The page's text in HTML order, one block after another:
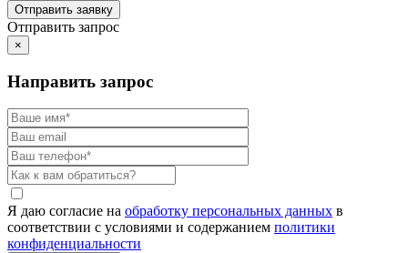
Отправить запрос
×
Направить запрос
Я даю согласие на обработку персональных данных в
соответствии с условиями и содержанием политики
конфиденциальности